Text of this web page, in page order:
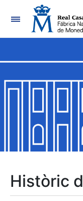
Mostra/Amaga
Mostra/Amaga
Mostra/Amaga
Històric